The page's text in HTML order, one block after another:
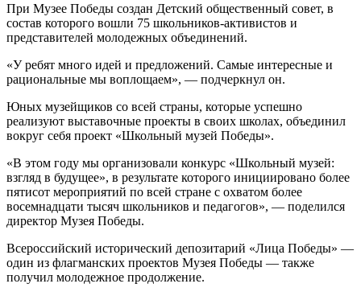
При Музее Победы создан Детский общественный совет, в
состав которого вошли 75 школьников-активистов и
представителей молодежных объединений.
«У ребят много идей и предложений. Самые интересные и
рациональные мы воплощаем», — подчеркнул он.
Юных музейщиков со всей страны, которые успешно
реализуют выставочные проекты в своих школах, объединил
вокруг себя проект «Школьный музей Победы».
«В этом году мы организовали конкурс «Школьный музей:
взгляд в будущее», в результате которого инициировано более
пятисот мероприятий по всей стране с охватом более
восемнадцати тысяч школьников и педагогов», — поделился
директор Музея Победы.
Всероссийский исторический депозитарий «Лица Победы» —
один из флагманских проектов Музея Победы — также
получил молодежное продолжение.